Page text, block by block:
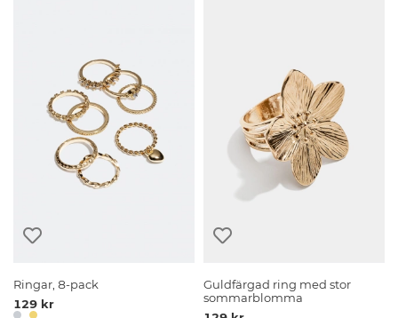
Ringar, 8-pack
129 kr
Guldfärgad ring med stor
sommarblomma